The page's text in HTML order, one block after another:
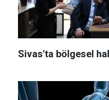
Sivas'ta bölgesel